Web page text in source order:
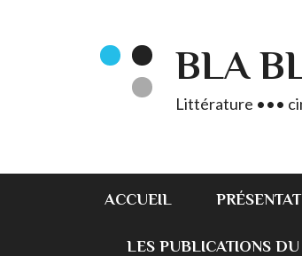
BLA
Littérature •••
ACCUEIL
LES PUBLICATIONS